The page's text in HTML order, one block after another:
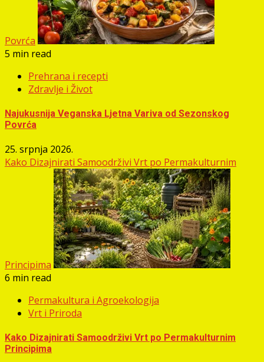
Povrća
5 min read
Prehrana i recepti
Zdravlje i Život
Najukusnija Veganska Ljetna Variva od Sezonskog
Povrća
25. srpnja 2026.
Kako Dizajnirati Samoodrživi Vrt po Permakulturnim
Principima
6 min read
Permakultura i Agroekologija
Vrt i Priroda
Kako Dizajnirati Samoodrživi Vrt po Permakulturnim
Principima